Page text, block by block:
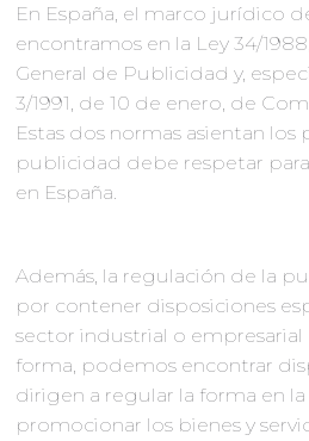
En España, el marco jurídico
encontramos en la Ley 34/
General de Publicidad y,
3/1991, de 10 de enero, de
Estas dos normas asientan los
publicidad debe respetar
en España.
Además, la regulación de la
por contener disposiciones
sector industrial o empresarial
forma, podemos encontrar
dirigen a regular la forma en
promocionar los bienes y